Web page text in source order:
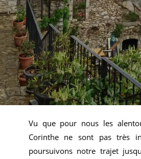
Vu que pour nous les
Corinthe ne sont pas très
poursuivons notre trajet